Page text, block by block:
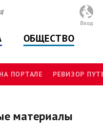
ОБЩЕСТВО
Вход
ПОРТАЛЕ РЕВИЗОР
материалы